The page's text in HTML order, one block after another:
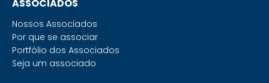
ASSOCIADOS
Nossos Associados
Por que se associar
Portfólio dos Associados
Seja um associado